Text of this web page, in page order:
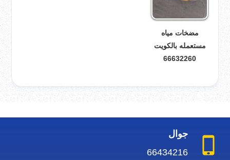
مضخات مياه
مستعمله بالكويت
66632260
جوال
66434216